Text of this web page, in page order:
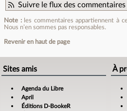
Suivre le flux des commentaires
Note :les commentaires appartiennent à
Nous n’en sommes pas responsables.
Revenir en haut de page
Sites amis
Agenda du Libre
April
Éditions D-BookeR
À